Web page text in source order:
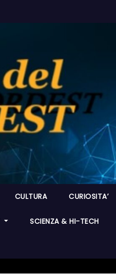
CULTURA CURIOSITA’
SCIENZA & HI-TECH